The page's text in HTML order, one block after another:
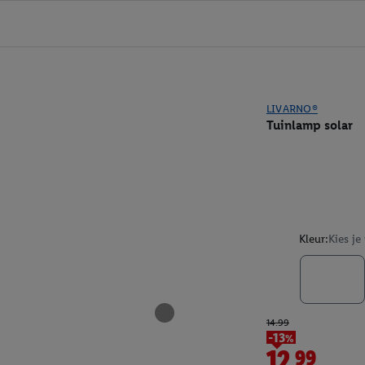
LIVARNO®
Tuinlamp solar
Kleur:Kies
14.99
-13%